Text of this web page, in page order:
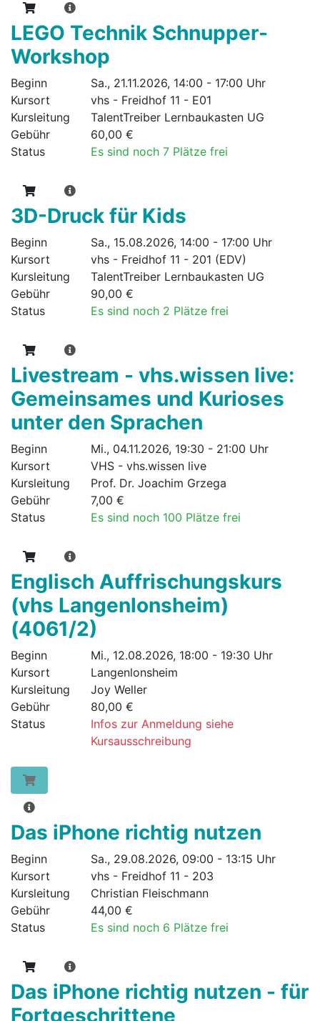
LEGO Technik Schnupper-
Workshop
Beginn
Sa., 21.11.2026, 14:00 - 17:00 Uhr
Kursort
vhs - Freidhof 11 - E01
Kursleitung
TalentTreiber Lernbaukasten UG
Gebühr
60,00 €
Status
Es sind noch 7 Plätze frei
3D-Druck für Kids
Beginn
Sa., 15.08.2026, 14:00 - 17:00 Uhr
Kursort
vhs - Freidhof 11 - 201 (EDV)
Kursleitung
TalentTreiber Lernbaukasten UG
Gebühr
90,00 €
Status
Es sind noch 2 Plätze frei
Livestream - vhs.wissen live:
Gemeinsames und Kurioses
unter den Sprachen
Beginn
Mi., 04.11.2026, 19:30 - 21:00 Uhr
Kursort
VHS - vhs.wissen live
Kursleitung
Prof. Dr. Joachim Grzega
Gebühr
7,00 €
Status
Es sind noch 100 Plätze frei
Englisch Auffrischungskurs
(vhs Langenlonsheim)
(4061/2)
Beginn
Mi., 12.08.2026, 18:00 - 19:30 Uhr
Kursort
Langenlonsheim
Kursleitung
Joy Weller
Gebühr
80,00 €
Status
Infos zur Anmeldung siehe
Kursausschreibung
Das iPhone richtig nutzen
Beginn
Sa., 29.08.2026, 09:00 - 13:15 Uhr
Kursort
vhs - Freidhof 11 - 203
Kursleitung
Christian Fleischmann
Gebühr
44,00 €
Status
Es sind noch 6 Plätze frei
Das iPhone richtig nutzen - für
Fortgeschrittene